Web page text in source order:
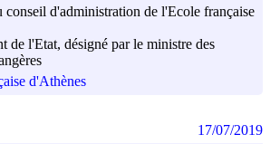
conseil d'administration de l'Ecole française
de l'Etat, désigné par le ministre des
d'Athènes
17/07/2019